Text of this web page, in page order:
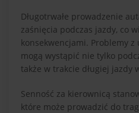
Długotrwałe prowadzenie
zaśnięcia podczas jazdy, co
konsekwencjami. Problemy
mogą wystąpić nie tylko
także w trakcie długiej jazdy
Senność za kierownicą
które może prowadzić do